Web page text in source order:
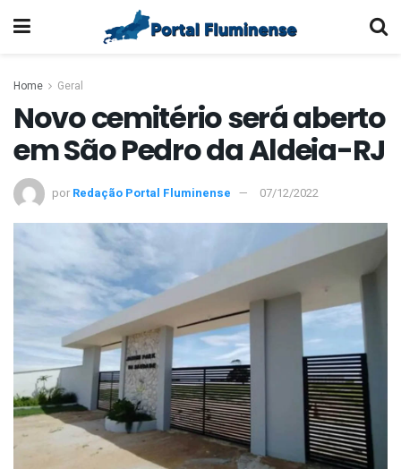
Home Geral
Novo cemitério será aberto
em São Pedro da Aldeia-RJ
por Redação Portal Fluminense 07/12/2022